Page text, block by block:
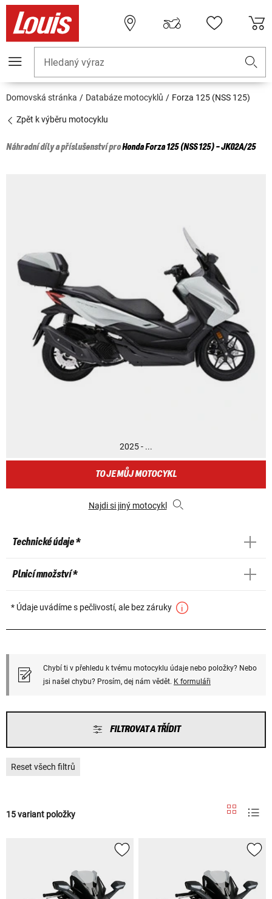
Hledaný výraz
Domovská stránka Databáze motocyklů Forza 125 (NSS 125)
Zpět k výběru motocyklu
Náhradní díly a příslušenství proHondaForza 125 (NSS 125) - JK02A/25
2025 - ...
TO JE MŮJ MOTOCYKL
Najdi si jiný motocykl
Technické údaje *
Plnicí množství *
* Údaje uvádíme s pečlivostí, ale bez záruky
Chybí ti v přehledu k tvému motocyklu údaje nebo položky? Nebo
jsi našel chybu? Prosím, dej nám vědět. K formuláři
FILTROVAT A TŘÍDIT
Reset všech filtrů
15 variant položky